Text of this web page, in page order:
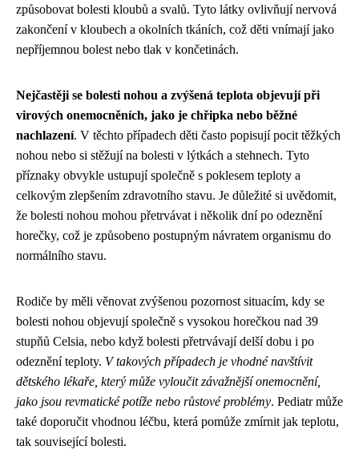
způsobovat bolesti kloubů a svalů. Tyto látky ovlivňují nervová
zakončení v kloubech a okolních tkáních, což děti vnímají jako
nepříjemnou bolest nebo tlak v končetinách.
Nejčastěji se bolesti nohou a zvýšená teplota objevují při
virových onemocněních, jako je chřipka nebo běžné
nachlazení. V těchto případech děti často popisují pocit těžkých
nohou nebo si stěžují na bolesti v lýtkách a stehnech. Tyto
příznaky obvykle ustupují společně s poklesem teploty a
celkovým zlepšením zdravotního stavu. Je důležité si uvědomit,
že bolesti nohou mohou přetrvávat i několik dní po odeznění
horečky, což je způsobeno postupným návratem organismu do
normálního stavu.
Rodiče by měli věnovat zvýšenou pozornost situacím, kdy se
bolesti nohou objevují společně s vysokou horečkou nad 39
stupňů Celsia, nebo když bolesti přetrvávají delší dobu i po
odeznění teploty. V takových případech je vhodné navštívit
dětského lékaře, který může vyloučit závažnější onemocnění,
jako jsou revmatické potíže nebo růstové problémy. Pediatr může
také doporučit vhodnou léčbu, která pomůže zmírnit jak teplotu,
tak související bolesti.